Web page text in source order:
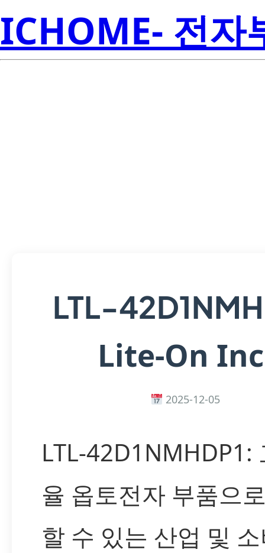
ICHOME- 전자
LTL-
Lite-On
2025-12-05
LTL-42D1NMHDP1:
율 옵토전자 부품으
할 수 있는 산업 및